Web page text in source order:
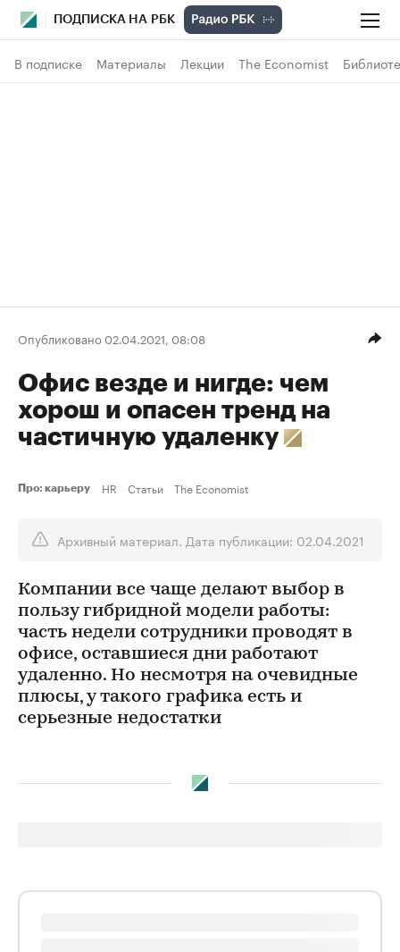
ПОДПИСКА НА РБК
В подписке Материалы Лекции The Economist
Опубликовано 02.04.2021, 08:08
Офис везде и нигде: чем
хорош и опасен тренд на
частичную удаленку
Про: карьеру HR Статьи The Economist
Архивный материал. Дата публикации: 02.04.2021
Компании все чаще делают выбор в
пользу гибридной модели работы:
часть недели сотрудники проводят в
офисе, оставшиеся дни работают
удаленно. Но несмотря на очевидные
плюсы, у такого графика есть и
серьезные недостатки